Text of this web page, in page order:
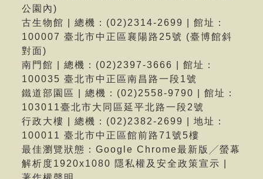
公園內)
古生物館 | 總機：(02)2314-2699 | 館址：
100007 臺北市中正區襄陽路25號 (臺博館斜
對面)
南門館 | 總機：(02)2397-3666 | 館址：
100035 臺北市中正區南昌路一段1號
鐵道部園區 | 總機：(02)2558-9790 | 館址：
103011臺北市大同區延平北路一段2號
行政大樓 | 總機：(02)2382-2699 | 地址：
100011 臺北市中正區館前路71號5樓
最佳瀏覽狀態：Google Chrome最新版╱螢幕
解析度1920x1080 隱私權及安全政策宣示 |